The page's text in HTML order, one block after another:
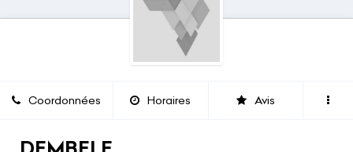
Coordonnées Horaires Avis